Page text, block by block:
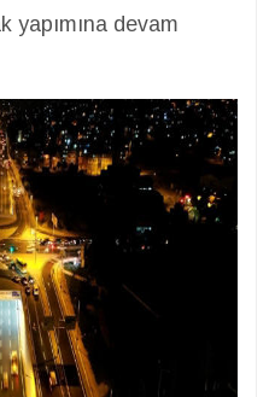
yapımına devam